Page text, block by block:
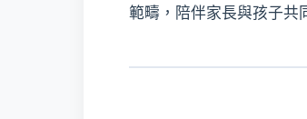
範疇，陪伴家長與孩子共